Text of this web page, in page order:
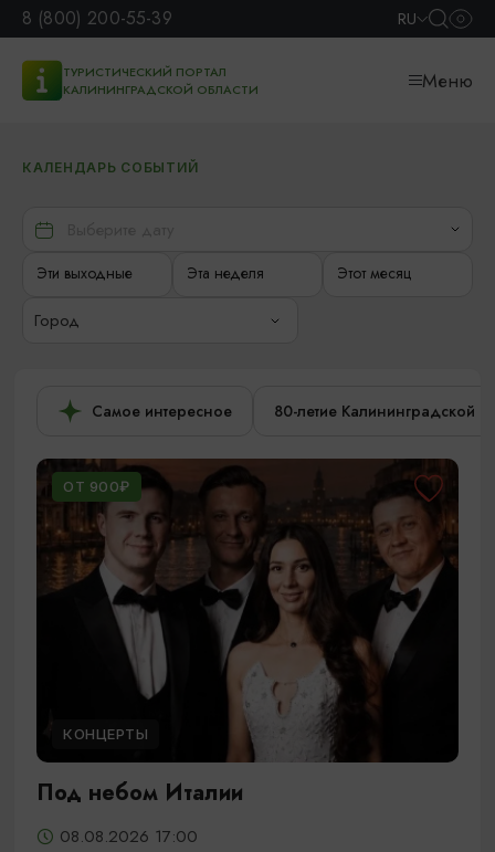
8 (800) 200-55-39 RU
ТУРИСТИЧЕСКИЙ ПОРТАЛ
КАЛИНИНГРАДСКОЙ ОБЛАСТИ
Меню
КАЛЕНДАРЬ СОБЫТИЙ
Эти выходные Эта неделя Этот месяц
Город
Самое интересное 80-летие Калининградской
ОТ 900₽
КОНЦЕРТЫ
Под небом Италии
08.08.2026 17:00